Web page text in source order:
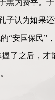
为费宰。子
子认为如果
“安国保民”
了之后，才